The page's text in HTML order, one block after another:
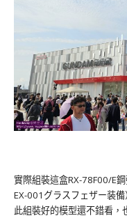
實際組裝這盒RX-78F00/E
EX-001グラスフェザー装
此組裝好的模型還不錯看